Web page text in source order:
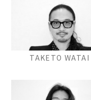
TAKETO WATAI